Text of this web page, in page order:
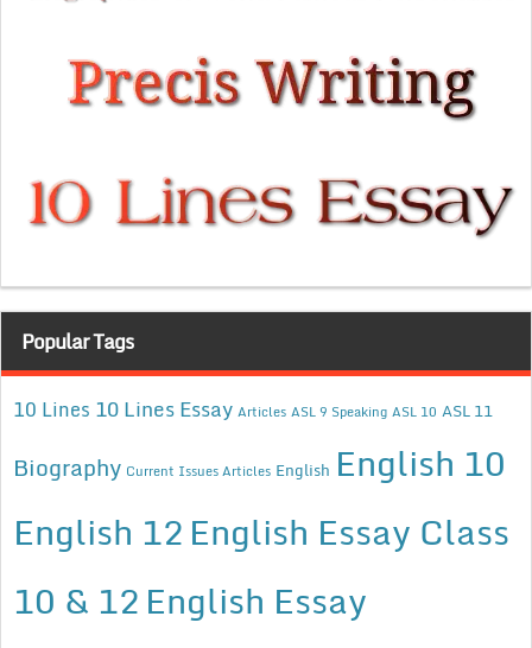
Popular Tags
10 Lines 10 Lines Essay Articles ASL 9 Speaking ASL 10 ASL 11
Biography Current Issues Articles English English 10
English 12English Essay Class
10 & 12English Essay